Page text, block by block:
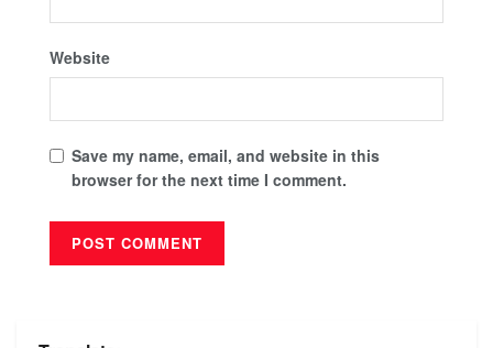
Website
Save my name, email, and website in this
browser for the next time I comment.